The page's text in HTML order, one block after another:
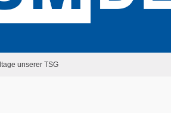
unserer TSG